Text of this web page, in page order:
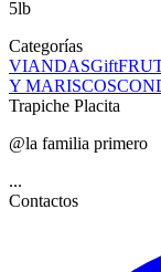
5lb
Categorías
VIANDASGift
Y MARISCOS
Trapiche Placita
@la familia primero
...
Contactos